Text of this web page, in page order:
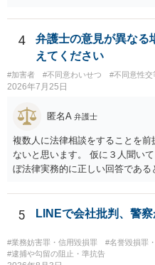
と言い逃れはかなり厳しいものと
4
弁護士の意見が異なる
えてください
#加害者 #不同意わいせつ #不同意性交
2026年7月25日
匿名A 弁護士
複数人に法律相談をすることを
ないと思います。 仮に３人聞い
ぼ法律実務的に正しい回答であ
２になった場合は、どちらも法
り、３人の弁護士の中で、一番
みたい弁護士を決め、その弁護
す。 その３人の中で「逮捕され
委任しないほうがよいと思われま
5 LINEで会社批判、警
#業務妨害罪・信用毀損罪 #名誉毀損罪
#逮捕や勾留の阻止・準抗告